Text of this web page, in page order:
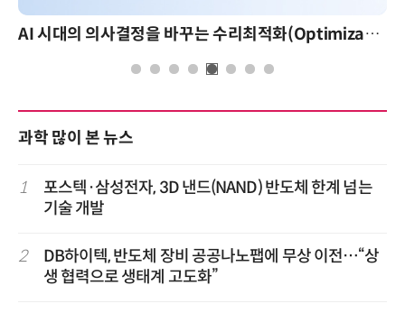
AI 시대의 의사결정을 바꾸는 수리최적화(Optimization): 실제 산업 적용 사례와 활용 전략
과학 많이 본 뉴스
1
포스텍·삼성전자, 3D 낸드(NAND) 반도체 한계 넘는
기술 개발
2
DB하이텍, 반도체 장비 공공나노팹에 무상 이전…“상
생 협력으로 생태계 고도화”